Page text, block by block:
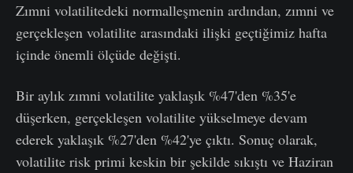
Zımni volatilitedeki normalleşmenin ardından, zımni ve
gerçekleşen volatilite arasındaki ilişki geçtiğimiz hafta
içinde önemli ölçüde değişti.
Bir aylık zımni volatilite yaklaşık %47'den %35'e
düşerken, gerçekleşen volatilite yükselmeye devam
ederek yaklaşık %27'den %42'ye çıktı. Sonuç olarak,
volatilite risk primi keskin bir şekilde sıkıştı ve Haziran